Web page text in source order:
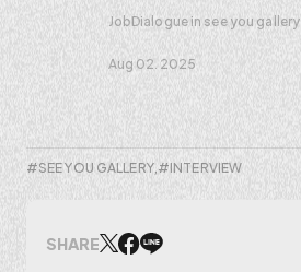
JobDialogue in see you gallery
Aug 02. 2025
SEE YOU GALLERY INTERVIEW
SHARE